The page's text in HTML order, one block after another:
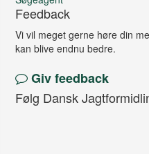
Feedback
Vi vil meget gerne høre din
kan blive endnu bedre.
Giv feedback
Følg Dansk